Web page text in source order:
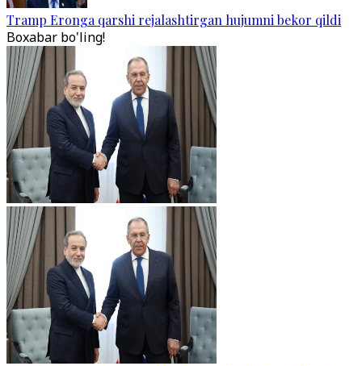
Tramp Eronga qarshi rejalashtirgan hujumni bekor qildi
Boxabar bo'ling!